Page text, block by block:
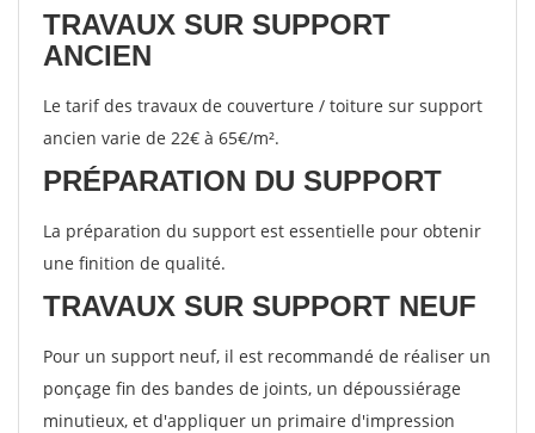
TRAVAUX SUR SUPPORT
ANCIEN
Le tarif des travaux de couverture / toiture sur support
ancien varie de 22€ à 65€/m².
PRÉPARATION DU SUPPORT
La préparation du support est essentielle pour obtenir
une finition de qualité.
TRAVAUX SUR SUPPORT NEUF
Pour un support neuf, il est recommandé de réaliser un
ponçage fin des bandes de joints, un dépoussiérage
minutieux, et d'appliquer un primaire d'impression